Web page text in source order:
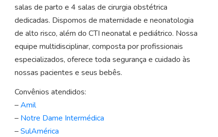
salas de parto e 4 salas de cirurgia obstétrica
dedicadas. Dispomos de maternidade e neonatologia
de alto risco, além do CTI neonatal e pediátrico. Nossa
equipe multidisciplinar, composta por profissionais
especializados, oferece toda segurança e cuidado às
nossas pacientes e seus bebês.
Convênios atendidos:
–Amil
– Notre Dame Intermédica
–SulAmérica